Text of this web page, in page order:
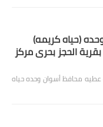
(حياه كريمه)
بقرية الحجز بحرى مركز
محافظ أسوان وحده حياه